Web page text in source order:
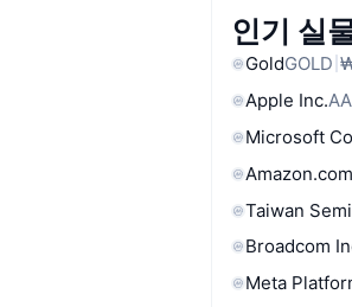
인기 실
GoldGOLD
Apple Inc.
Microsoft
Taiwan
Broadcom
Meta